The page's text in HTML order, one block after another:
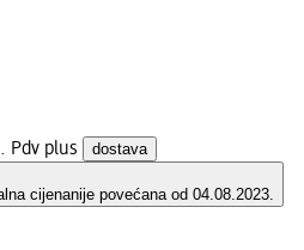
Pdv plus dostava
cijenanije povećana od 04.08.2023.